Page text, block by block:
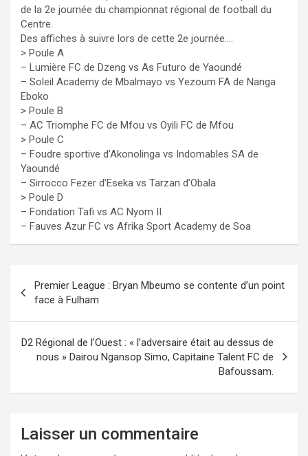
de la 2e journée du championnat régional de football du
Centre.
Des affiches à suivre lors de cette 2e journée….
> Poule A
– Lumière FC de Dzeng vs As Futuro de Yaoundé
– Soleil Academy de Mbalmayo vs Yezoum FA de Nanga
Eboko
> Poule B
– AC Triomphe FC de Mfou vs Oyili FC de Mfou
> Poule C
– Foudre sportive d’Akonolinga vs Indomables SA de
Yaoundé
– Sirrocco Fezer d’Eseka vs Tarzan d’Obala
> Poule D
– Fondation Tafi vs AC Nyom II
– Fauves Azur FC vs Afrika Sport Academy de Soa
de
l’article
Premier League : Bryan Mbeumo se contente d’un point
face à Fulham
D2 Régional de l’Ouest : « l’adversaire était au dessus de
nous » Dairou Ngansop Simo, Capitaine Talent FC de
Bafoussam.
Laisser un commentaire